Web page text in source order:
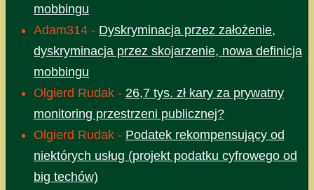
mobbingu
Adam314 - Dyskryminacja przez założenie,
dyskryminacja przez skojarzenie, nowa definicja
mobbingu
Olgierd Rudak - 26,7 tys. zł kary za prywatny
monitoring przestrzeni publicznej?
Olgierd Rudak - Podatek rekompensujący od
niektórych usług (projekt podatku cyfrowego od
big techów)